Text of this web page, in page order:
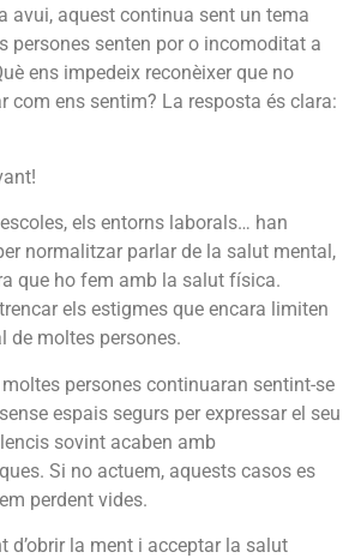
avui, aquest continua sent un tema
persones senten por o incomoditat a
ens impedeix reconèixer que no
com ens sentim? La resposta és clara:
els entorns laborals… han
normalitzar parlar de la salut mental,
que ho fem amb la salut física.
els estigmes que encara limiten
de moltes persones.
persones continuaran sentint-se
espais segurs per expressar el seu
sovint acaben amb
Si no actuem, aquests casos es
perdent vides.
d’obrir la ment i acceptar la salut